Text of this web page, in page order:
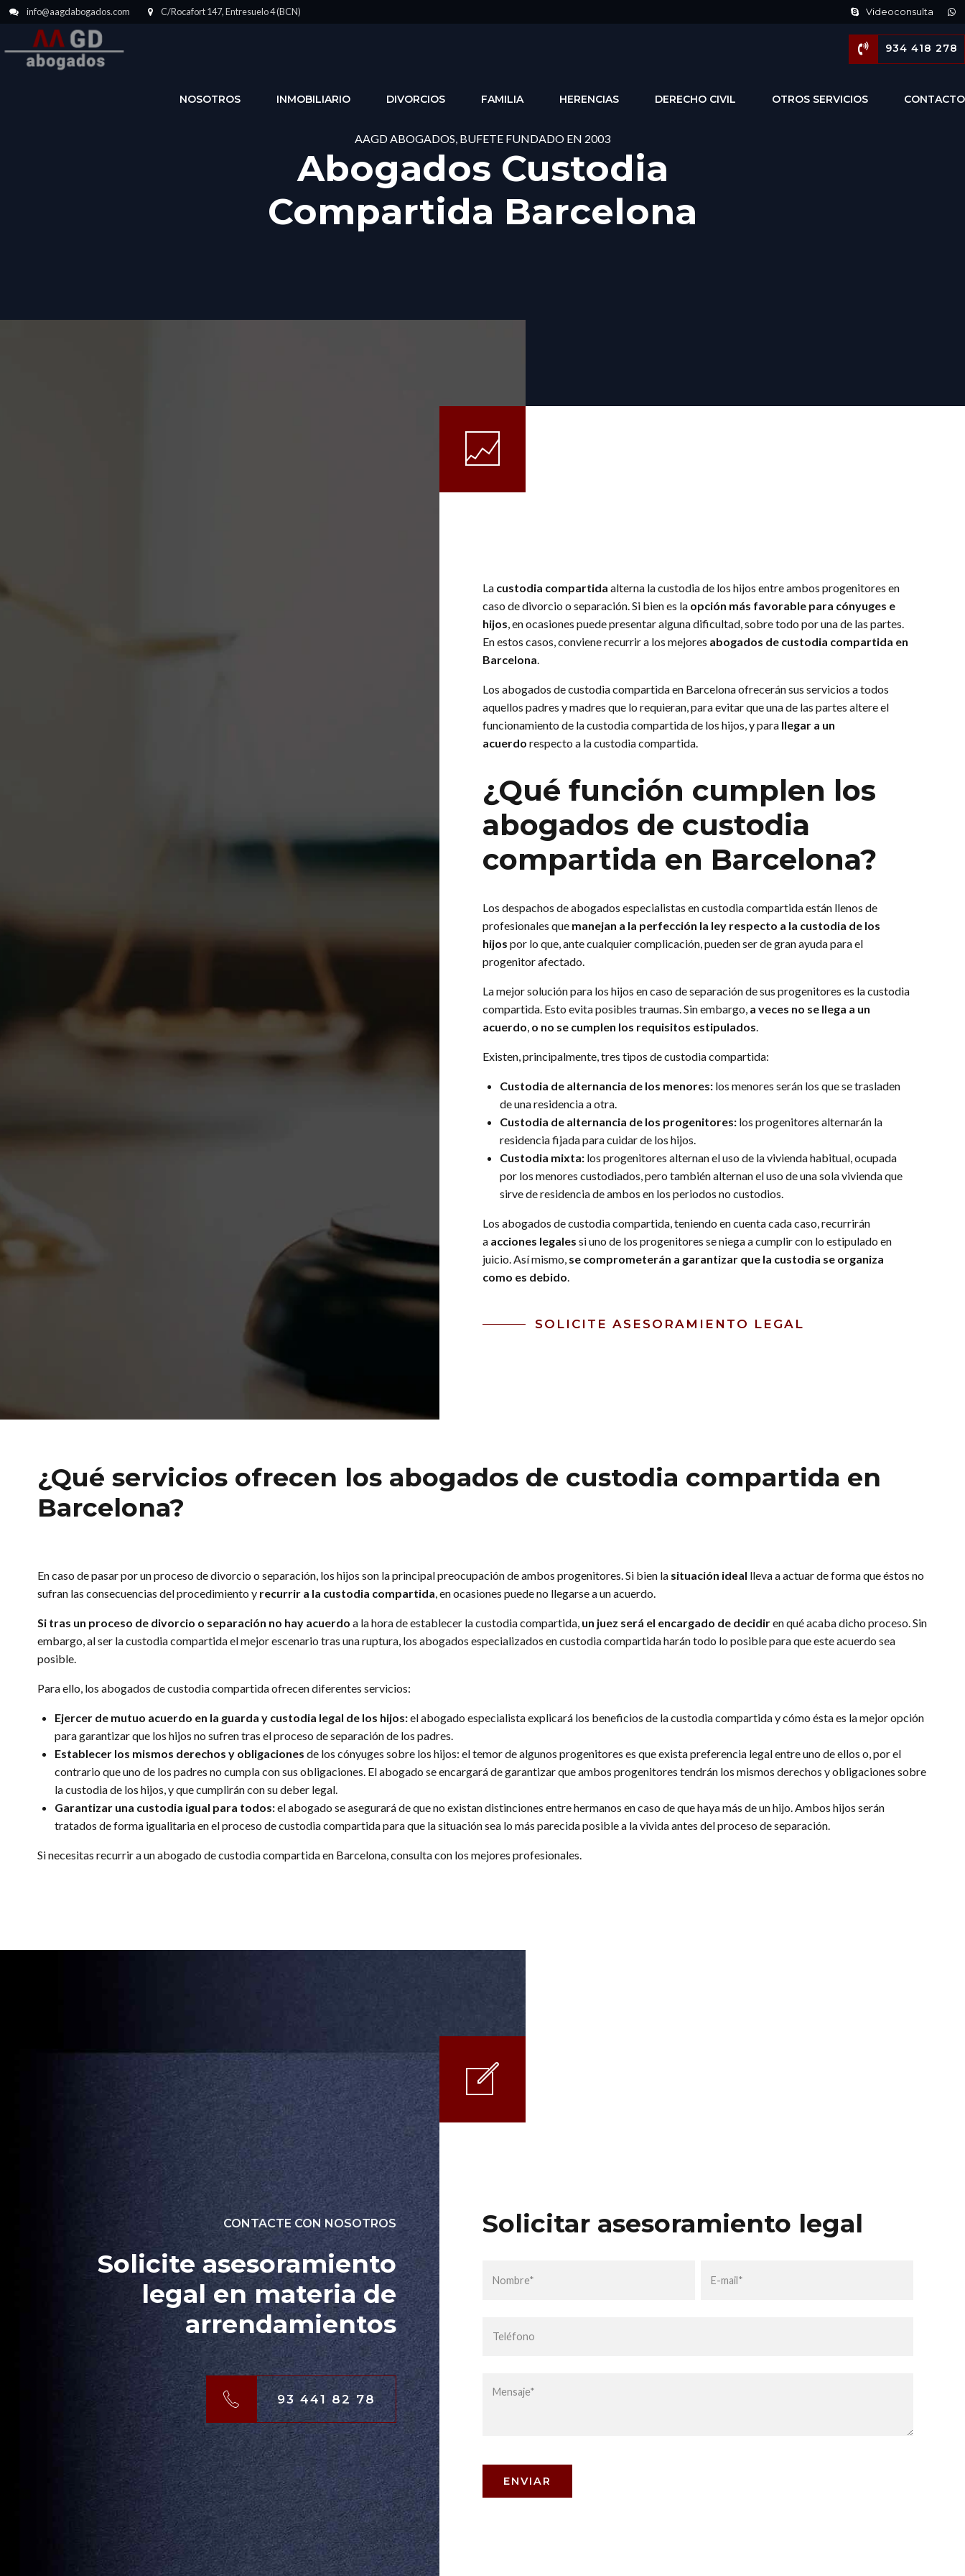
info@aagdabogados.com C/Rocafort 147, Entresuelo 4 (BCN) Videoconsulta
934 418 278
NOSOTROS INMOBILIARIO DIVORCIOS FAMILIA HERENCIAS DERECHO CIVIL OTROS SERVICIOS CONTACTO
AAGD ABOGADOS, BUFETE FUNDADO EN 2003
Abogados Custodia
Compartida Barcelona
La custodia compartida alterna la custodia de los hijos entre ambos progenitores en
caso de divorcio o separación. Si bien es la opción más favorable para cónyuges e
hijos, en ocasiones puede presentar alguna dificultad, sobre todo por una de las partes.
En estos casos, conviene recurrir a los mejores abogados de custodia compartida en
Barcelona.
Los abogados de custodia compartida en Barcelona ofrecerán sus servicios a todos
aquellos padres y madres que lo requieran, para evitar que una de las partes altere el
funcionamiento de la custodia compartida de los hijos, y para llegar a un
acuerdo respecto a la custodia compartida.
¿Qué función cumplen los
abogados de custodia
compartida en Barcelona?
Los despachos de abogados especialistas en custodia compartida están llenos de
profesionales que manejan a la perfección la ley respecto a la custodia de los
hijos por lo que, ante cualquier complicación, pueden ser de gran ayuda para el
progenitor afectado.
La mejor solución para los hijos en caso de separación de sus progenitores es la custodia
compartida. Esto evita posibles traumas. Sin embargo, a veces no se llega a un
acuerdo, o no se cumplen los requisitos estipulados.
Existen, principalmente, tres tipos de custodia compartida:
Custodia de alternancia de los menores: los menores serán los que se trasladen
de una residencia a otra.
Custodia de alternancia de los progenitores: los progenitores alternarán la
residencia fijada para cuidar de los hijos.
Custodia mixta: los progenitores alternan el uso de la vivienda habitual, ocupada
por los menores custodiados, pero también alternan el uso de una sola vivienda que
sirve de residencia de ambos en los periodos no custodios.
Los abogados de custodia compartida, teniendo en cuenta cada caso, recurrirán
a acciones legales si uno de los progenitores se niega a cumplir con lo estipulado en
juicio. Así mismo, se comprometerán a garantizar que la custodia se organiza
como es debido.
SOLICITE ASESORAMIENTO LEGAL
¿Qué servicios ofrecen los abogados de custodia compartida en
Barcelona?
En caso de pasar por un proceso de divorcio o separación, los hijos son la principal preocupación de ambos progenitores. Si bien la situación ideal lleva a actuar de forma que éstos no
sufran las consecuencias del procedimiento y recurrir a la custodia compartida, en ocasiones puede no llegarse a un acuerdo.
Si tras un proceso de divorcio o separación no hay acuerdo a la hora de establecer la custodia compartida, un juez será el encargado de decidiren qué acaba dicho proceso. Sin
embargo, al ser la custodia compartida el mejor escenario tras una ruptura, los abogados especializados en custodia compartida harán todo lo posible para que este acuerdo sea
posible.
Para ello, los abogados de custodia compartida ofrecen diferentes servicios:
Ejercer de mutuo acuerdo en la guarda y custodia legal de los hijos:el abogado especialista explicará los beneficios de la custodia compartida y cómo ésta es la mejor opción
para garantizar que los hijos no sufren tras el proceso de separación de los padres.
Establecer los mismos derechos y obligaciones de los cónyuges sobre los hijos: el temor de algunos progenitores es que exista preferencia legal entre uno de ellos o, por el
contrario que uno de los padres no cumpla con sus obligaciones. El abogado se encargará de garantizar que ambos progenitores tendrán los mismos derechos y obligaciones sobre
la custodia de los hijos, y que cumplirán con su deber legal.
Garantizar una custodia igual para todos:el abogado se asegurará de que no existan distinciones entre hermanos en caso de que haya más de un hijo. Ambos hijos serán
tratados de forma igualitaria en el proceso de custodia compartida para que la situación sea lo más parecida posible a la vivida antes del proceso de separación.
Si necesitas recurrir a un abogado de custodia compartida en Barcelona, consulta con los mejores profesionales.
CONTACTE CON NOSOTROS
Solicite asesoramiento
legal en materia de
arrendamientos
93 441 82 78
Solicitar asesoramiento legal